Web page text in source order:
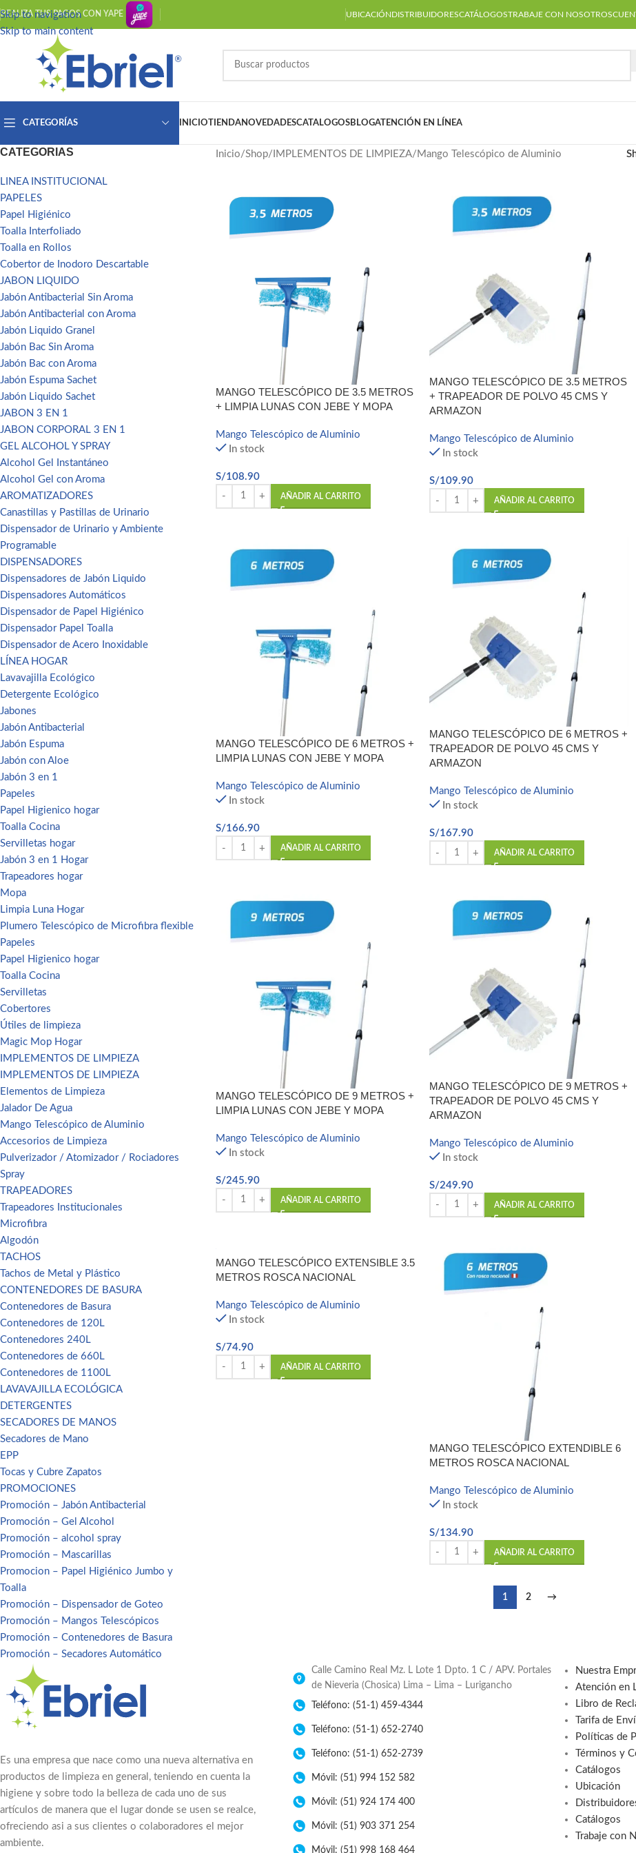
Skip to navigation
Skip to main content
REALIZA TUS PAGOS CON YAPE UBICACIÓNDISTRIBUIDORESCATÁLOGOSTRABAJE CON NOSOTROS
CATEGORÍAS INICIOTIENDANOVEDADESCATALOGOSBLOGATENCIÓN EN LÍNEA
CATEGORIAS
LINEA INSTITUCIONAL
PAPELES
Papel Higiénico
Toalla Interfoliado
Toalla en Rollos
Cobertor de Inodoro Descartable
JABON LIQUIDO
Jabón Antibacterial Sin Aroma
Jabón Antibacterial con Aroma
Jabón Liquido Granel
Jabón Bac Sin Aroma
Jabón Bac con Aroma
Jabón Espuma Sachet
Jabón Liquido Sachet
JABON 3 EN 1
JABON CORPORAL 3 EN 1
GEL ALCOHOL Y SPRAY
Alcohol Gel Instantáneo
Alcohol Gel con Aroma
AROMATIZADORES
Canastillas y Pastillas de Urinario
Dispensador de Urinario y Ambiente
Programable
DISPENSADORES
Dispensadores de Jabón Liquido
Dispensadores Automáticos
Dispensador de Papel Higiénico
Dispensador Papel Toalla
Dispensador de Acero Inoxidable
LÍNEA HOGAR
Lavavajilla Ecológico
Detergente Ecológico
Jabones
Jabón Antibacterial
Jabón Espuma
Jabón con Aloe
Jabón 3 en 1
Papeles
Papel Higienico hogar
Toalla Cocina
Servilletas hogar
Jabón 3 en 1 Hogar
Trapeadores hogar
Mopa
Limpia Luna Hogar
Plumero Telescópico de Microfibra flexible
Papeles
Papel Higienico hogar
Toalla Cocina
Servilletas
Cobertores
Útiles de limpieza
Magic Mop Hogar
IMPLEMENTOS DE LIMPIEZA
IMPLEMENTOS DE LIMPIEZA
Elementos de Limpieza
Jalador De Agua
Mango Telescópico de Aluminio
Accesorios de Limpieza
Pulverizador / Atomizador / Rociadores
Spray
TRAPEADORES
Trapeadores Institucionales
Microfibra
Algodón
TACHOS
Tachos de Metal y Plástico
CONTENEDORES DE BASURA
Contenedores de Basura
Contenedores de 120L
Contenedores 240L
Contenedores de 660L
Contenedores de 1100L
LAVAVAJILLA ECOLÓGICA
DETERGENTES
SECADORES DE MANOS
Secadores de Mano
EPP
Tocas y Cubre Zapatos
PROMOCIONES
Promoción – Jabón Antibacterial
Promoción – Gel Alcohol
Promoción – alcohol spray
Promoción – Mascarillas
Promocion – Papel Higiénico Jumbo y
Toalla
Promoción – Dispensador de Goteo
Promoción – Mangos Telescópicos
Promoción – Contenedores de Basura
Promoción – Secadores Automático
Inicio Shop IMPLEMENTOS DE LIMPIEZA Mango Telescópico de Aluminio
MANGO TELESCÓPICO DE 3.5 METROS
+ LIMPIA LUNAS CON JEBE Y MOPA
Mango Telescópico de Aluminio
In stock
S/108.90
AÑADIR AL CARRITO
MANGO TELESCÓPICO DE 3.5 METROS
+ TRAPEADOR DE POLVO 45 CMS Y
ARMAZON
Mango Telescópico de Aluminio
In stock
S/109.90
AÑADIR AL CARRITO
MANGO TELESCÓPICO DE 6 METROS +
LIMPIA LUNAS CON JEBE Y MOPA
Mango Telescópico de Aluminio
In stock
S/166.90
AÑADIR AL CARRITO
MANGO TELESCÓPICO DE 6 METROS +
TRAPEADOR DE POLVO 45 CMS Y
ARMAZON
Mango Telescópico de Aluminio
In stock
S/167.90
AÑADIR AL CARRITO
MANGO TELESCÓPICO DE 9 METROS +
LIMPIA LUNAS CON JEBE Y MOPA
Mango Telescópico de Aluminio
In stock
S/245.90
AÑADIR AL CARRITO
MANGO TELESCÓPICO DE 9 METROS +
TRAPEADOR DE POLVO 45 CMS Y
ARMAZON
Mango Telescópico de Aluminio
In stock
S/249.90
AÑADIR AL CARRITO
MANGO TELESCÓPICO EXTENSIBLE 3.5
METROS ROSCA NACIONAL
Mango Telescópico de Aluminio
In stock
S/74.90
AÑADIR AL CARRITO
MANGO TELESCÓPICO EXTENDIBLE 6
METROS ROSCA NACIONAL
Mango Telescópico de Aluminio
In stock
S/134.90
AÑADIR AL CARRITO
1 2 →
Es una empresa que nace como una nueva alternativa en
productos de limpieza en general, teniendo en cuenta la
higiene y sobre todo la belleza de cada uno de sus
artículos de manera que el lugar donde se usen se realce,
ofreciendo asi a sus clientes o colaboradores el mejor
ambiente.
Calle Camino Real Mz. L Lote 1 Dpto. 1 C / APV. Portales
de Nieveria (Chosica) Lima – Lima – Lurigancho
Teléfono: (51-1) 459-4344
Teléfono: (51-1) 652-2740
Teléfono: (51-1) 652-2739
Móvil: (51) 994 152 582
Móvil: (51) 924 174 400
Móvil: (51) 903 371 254
Móvil: (51) 998 168 464
Nuestra
Atención en
Libro de
Tarifa de
Políticas de
Términos y
Catálogos
Ubicación
Catálogos
Trabaje con
Facebook
Email
linkedin
WhatsApp